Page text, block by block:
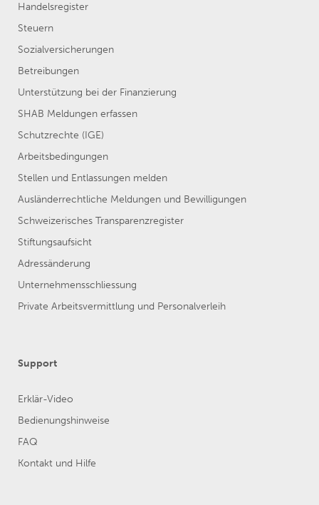
Handelsregister
Steuern
Sozialversicherungen
Betreibungen
Unterstützung bei der Finanzierung
SHAB Meldungen erfassen
Schutzrechte (IGE)
Arbeitsbedingungen
Stellen und Entlassungen melden
Ausländerrechtliche Meldungen und Bewilligungen
Schweizerisches Transparenzregister
Stiftungsaufsicht
Adressänderung
Unternehmensschliessung
Private Arbeitsvermittlung und Personalverleih
Support
Erklär-Video
Bedienungshinweise
FAQ
Kontakt und Hilfe